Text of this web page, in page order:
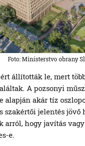
Foto: Ministerstvo obrany
A pozsonyi
alapján akár tíz
szakértői jelentés jövő
arról, hogy javítás
e.